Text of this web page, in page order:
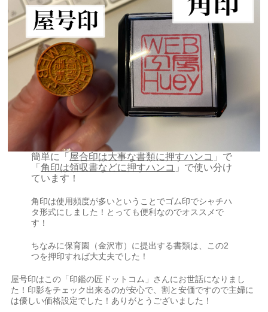
簡単に「 屋合印は大事な書類に押すハンコ 」で
「角印は領収書などに押すハンコ 」で使い分け
ています！
角印は使用頻度が多いということでゴム印でシャチハ
タ形式にしました！とっても便利なのでオススメで
す！
ちなみに保育園（金沢市）に提出する書類は、この2
つを押印すれば大丈夫でした！
屋号印はこの「印鑑の匠ドットコム」さんにお世話になりまし
た！印影をチェック出来るのが安心で、割と安価ですので主婦に
は優しい価格設定でした！ありがとうございました！